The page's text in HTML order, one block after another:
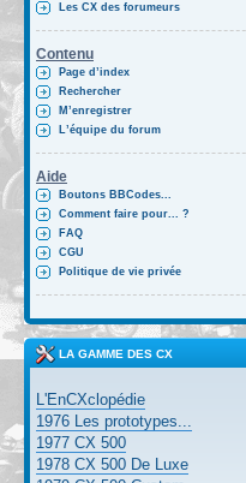
Les CX des forumeurs
Contenu
Page d’index
Rechercher
M’enregistrer
L’équipe du forum
Aide
Boutons BBCodes...
Comment faire pour... ?
FAQ
CGU
Politique de vie privée
LA GAMME DES CX
L'EnCXclopédie
1976 Les prototypes...
1977 CX 500
1978 CX 500 De Luxe